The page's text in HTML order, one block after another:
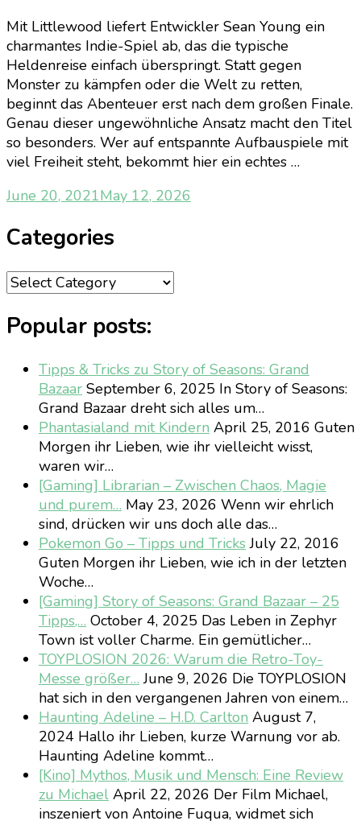
Mit Littlewood liefert Entwickler Sean Young ein
charmantes Indie-Spiel ab, das die typische
Heldenreise einfach überspringt. Statt gegen
Monster zu kämpfen oder die Welt zu retten,
beginnt das Abenteuer erst nach dem großen Finale.
Genau dieser ungewöhnliche Ansatz macht den Titel
so besonders. Wer auf entspannte Aufbauspiele mit
viel Freiheit steht, bekommt hier ein echtes …
June 20, 2021May 12, 2026
Categories
Categories
Popular posts:
Tipps & Tricks zu Story of Seasons: Grand
Bazaar September 6, 2025 In Story of Seasons:
Grand Bazaar dreht sich alles um…
Phantasialand mit Kindern April 25, 2016 Guten
Morgen ihr Lieben, wie ihr vielleicht wisst,
waren wir…
[Gaming] Librarian – Zwischen Chaos, Magie
und purem… May 23, 2026 Wenn wir ehrlich
sind, drücken wir uns doch alle das…
Pokemon Go – Tipps und TricksJuly 22, 2016
Guten Morgen ihr Lieben, wie ich in der letzten
Woche…
[Gaming] Story of Seasons: Grand Bazaar – 25
Tipps,… October 4, 2025 Das Leben in Zephyr
Town ist voller Charme. Ein gemütlicher…
TOYPLOSION 2026: Warum die Retro-Toy-
Messe größer… June 9, 2026 Die TOYPLOSION
hat sich in den vergangenen Jahren von einem…
Haunting Adeline – H.D. Carlton August 7,
2024 Hallo ihr Lieben, kurze Warnung vor ab.
Haunting Adeline kommt…
[Kino] Mythos, Musik und Mensch: Eine Review
zu Michael April 22, 2026 Der Film Michael,
inszeniert von Antoine Fuqua, widmet sich